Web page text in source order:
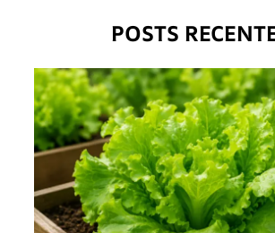
POSTS